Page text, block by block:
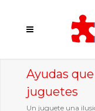
Ayudas
juguetes
Un juguete una